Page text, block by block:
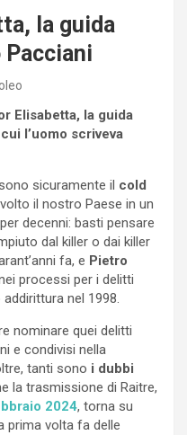
la guida
Elisabetta, la guida
l’uomo scriveva
sono sicuramente il cold
il nostro Paese in un
decenni: basti pensare
dal killer o dai killer
fa, e Pietro
processi per i delitti
nel 1998.
nominare quei delitti
e condivisi nella
tanti sono i dubbi
la trasmissione di Raitre,
2024, torna su
prima volta fa delle